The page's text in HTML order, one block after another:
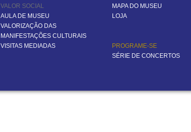
VALOR SOCIAL
AULA DE MUSEU
VALORIZAÇÃO DAS
MANIFESTAÇÕES CULTURAIS
VISITAS MEDIADAS
MAPA DO MUSEU
LOJA
PROGRAME-SE
SÉRIE DE CONCERTOS